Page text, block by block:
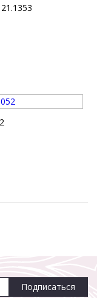
Подписаться